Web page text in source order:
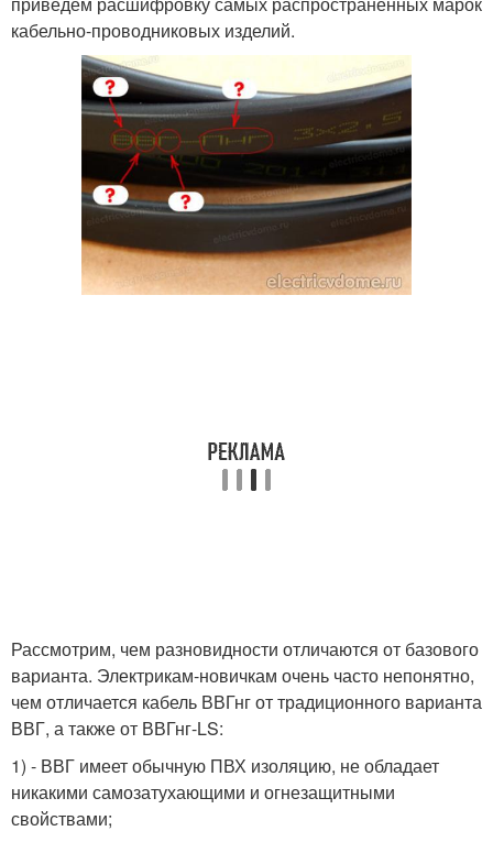
кабельно-проводниковых изделий.
Рассмотрим, чем разновидности отличаются от базового
варианта. Электрикам-новичкам очень часто непонятно,
чем отличается кабель ВВГнг от традиционного варианта
ВВГ, а также от ВВГнг-LS:
1) - ВВГ имеет обычную ПВХ изоляцию, не обладает
никакими самозатухающими и огнезащитными
свойствами;